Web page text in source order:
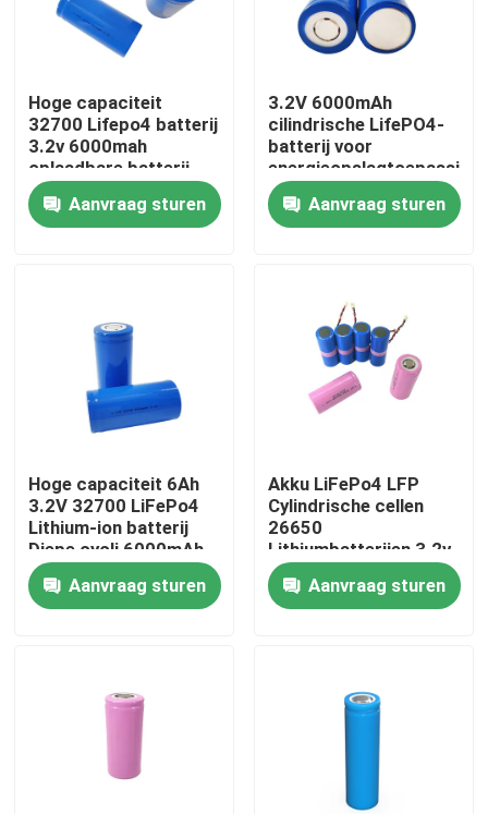
Thuis
VR-show
Over ons
Kwaliteitscontrole
Contacteer ons
Alle Gevallen
Hoge capaciteit
32700 Lifepo4 batterij
3.2v 6000mah
oplaadbare batterij
voor diepe cyclus
Aanvraag sturen
3.2V 6000mAh
cilindrische LifePO4-
batterij voor
Aanvraag sturen
Hoge capaciteit 6Ah
3.2V 32700 LiFePo4
Lithium-ion batterij
Diepe cycli 6000mAh
Aanvraag sturen
Akku LiFePo4 LFP
Cylindrische cellen
26650
Lithiumbatterijen 3.2v
2500mah 2800mah
3400mahAanvraag sturen